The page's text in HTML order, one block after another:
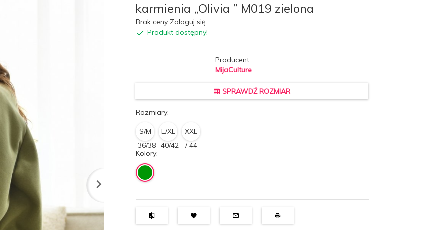
karmienia „Olivia ” M019 zielona
Brak ceny Zaloguj się
Produkt dostępny!
Producent:
MijaCulture
SPRAWDŹ ROZMIAR
Rozmiary:
S/M
36/38
L/XL
40/42
XXL
/ 44
Kolory: